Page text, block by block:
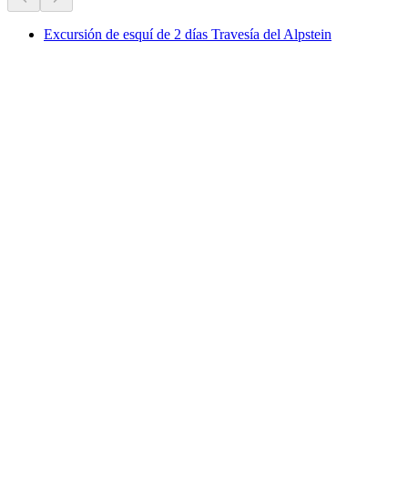
Excursión de esquí de 2 días Travesía del Alpstein